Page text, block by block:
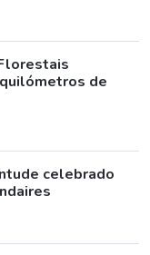
de
celebrado